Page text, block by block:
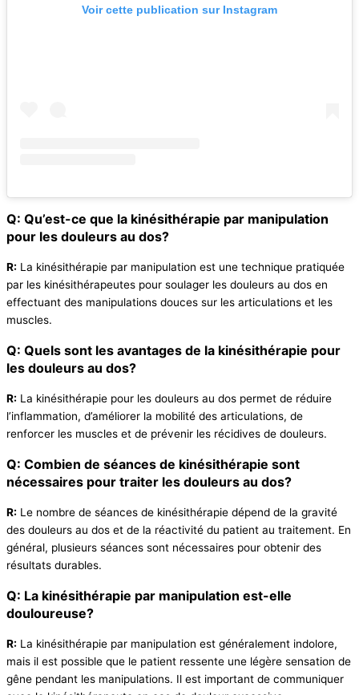
Voir cette publication sur Instagram
Q: Qu’est-ce que la kinésithérapie par manipulation
pour les douleurs au dos?
R: La kinésithérapie par manipulation est une technique pratiquée
par les kinésithérapeutes pour soulager les douleurs au dos en
effectuant des manipulations douces sur les articulations et les
muscles.
Q: Quels sont les avantages de la kinésithérapie pour
les douleurs au dos?
R: La kinésithérapie pour les douleurs au dos permet de réduire
l’inflammation, d’améliorer la mobilité des articulations, de
renforcer les muscles et de prévenir les récidives de douleurs.
Q: Combien de séances de kinésithérapie sont
nécessaires pour traiter les douleurs au dos?
R: Le nombre de séances de kinésithérapie dépend de la gravité
des douleurs au dos et de la réactivité du patient au traitement. En
général, plusieurs séances sont nécessaires pour obtenir des
résultats durables.
Q: La kinésithérapie par manipulation est-elle
douloureuse?
R: La kinésithérapie par manipulation est généralement indolore,
mais il est possible que le patient ressente une légère sensation de
gêne pendant les manipulations. Il est important de communiquer